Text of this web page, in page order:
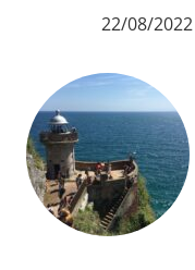
22/08/2022